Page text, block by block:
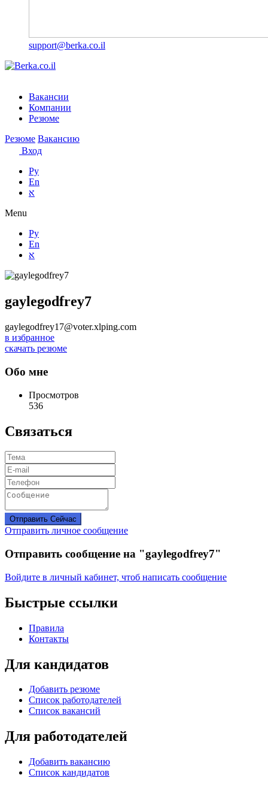
support@berka.co.il
Вакансии
Компании
Резюме
Резюме Вакансию
Вход
Ру
En
א
Menu
Ру
En
א
gaylegodfrey7
gaylegodfrey17@voter.xlping.com
в избранное
скачать резюме
Обо мне
Просмотров
536
Связаться
Отправить Сейчас
Отправить личное сообщение
Отправить сообщение на "gaylegodfrey7"
Войдите в личный кабинет, чтоб написать сообщение
Быстрые ссылки
Правила
Контакты
Для кандидатов
Добавить резюме
Список работодателей
Список вакансий
Для работодателей
Добавить вакансию
Список кандидатов